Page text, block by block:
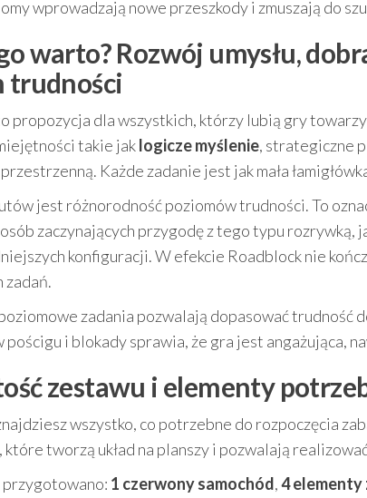
wprowadzają nowe przeszkody i zmuszają do
warto? Rozwój umysłu,
trudności
propozycja dla wszystkich, którzy lubią gry
takie jaklogicze myślenie, strategiczne
Każde zadanie jest jak mała
jest różnorodność poziomów trudności. To
zaczynających przygodę z tego typu rozrywką,
konfiguracji. W efekcie Roadblock nie
zadań.
zadania pozwalają dopasować trudność
pościgu i blokady sprawia, że gra jest angażująca,
zestawu i elementy
wszystko, co potrzebne do rozpoczęcia
tworzą układ na planszy i pozwalają
1 czerwony samochód,4 elementy